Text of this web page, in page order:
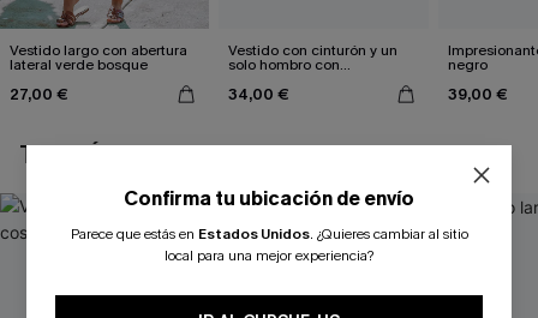
Vestido largo con abertura
lateral verde bosque
27,00 €
Vestido con cinturón y un
solo hombro con
34,00 €
negro
39,00 €
TAMBIÉN TE PUEDE GUSTAR
Confirma tu ubicación de envío
Parece que estás en Estados Unidos. ¿Quieres cambiar al sitio
local para una mejor experiencia?